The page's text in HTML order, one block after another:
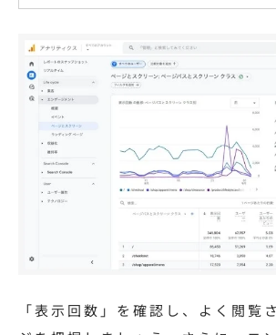
「表示回数」を確認し、よく閲覧